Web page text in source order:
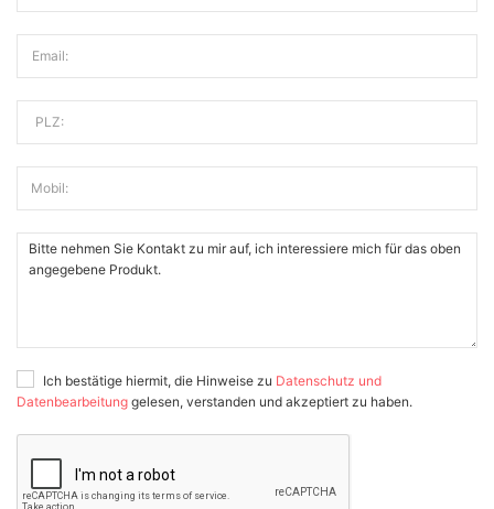
Email:
PLZ:
Mobil:
Ich bestätige hiermit, die Hinweise zu Datenschutz und
Datenbearbeitung gelesen, verstanden und akzeptiert zu haben.